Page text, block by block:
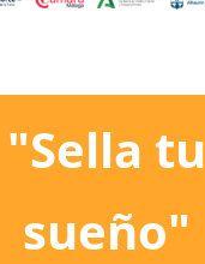
"Sella tu
sueño"